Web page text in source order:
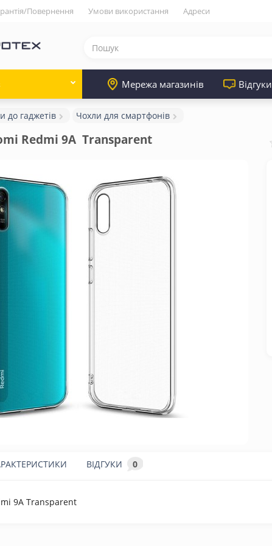
Повернення Умови використання Адреси
Мережа магазинів Відгуки
до гаджетів Чохли для смартфонів
Redmi 9A  Transparent
ВІДГУКИ 0
9A Transparent